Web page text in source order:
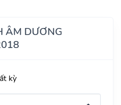
ÂM DƯƠNG
kỳ